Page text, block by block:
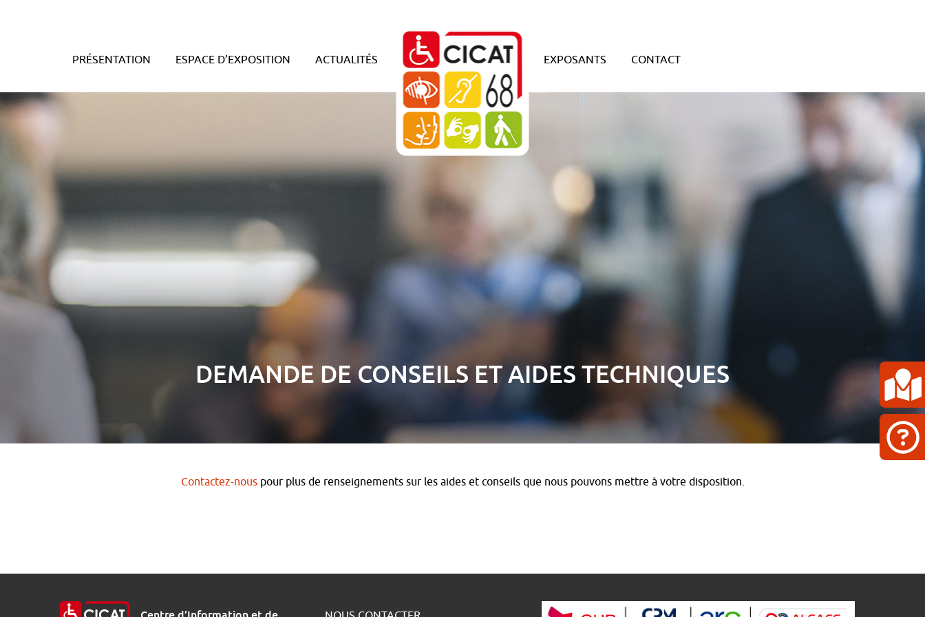
PRÉSENTATION ESPACE D’EXPOSITION ACTUALITÉS EXPOSANTS CONTACT
DEMANDE DE CONSEILS ET AIDES TECHNIQUES
Contactez-nouspour plus de renseignements sur les aides et conseils que nous pouvons mettre à votre disposition.